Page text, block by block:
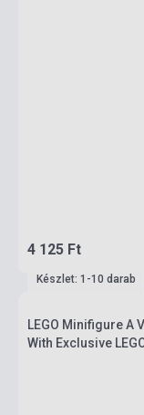
4 125 Ft
Készlet: 1-10 darab
LEGO Minifigure A
With Exclusive